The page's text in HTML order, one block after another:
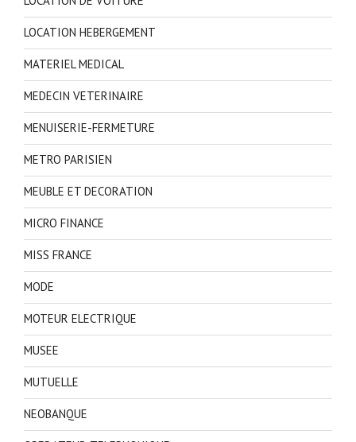
LOCATION HEBERGEMENT
MATERIEL MEDICAL
MEDECIN VETERINAIRE
MENUISERIE-FERMETURE
METRO PARISIEN
MEUBLE ET DECORATION
MICRO FINANCE
MISS FRANCE
MODE
MOTEUR ELECTRIQUE
MUSEE
MUTUELLE
NEOBANQUE